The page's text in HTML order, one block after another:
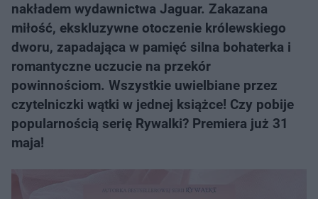
nakładem wydawnictwa Jaguar. Zakazana
miłość, ekskluzywne otoczenie królewskiego
dworu, zapadająca w pamięć silna bohaterka i
romantyczne uczucie na przekór
powinnościom. Wszystkie uwielbiane przez
czytelniczki wątki w jednej książce! Czy pobije
popularnością serię Rywalki? Premiera już 31
maja!